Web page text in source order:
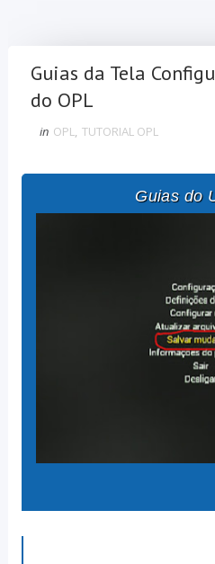
Guias da Tela
do OPL
in OPL, TUTORIAL OPL
Guias do